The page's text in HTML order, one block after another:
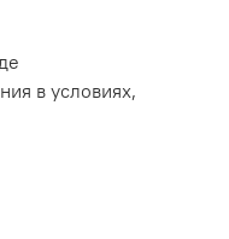
в условиях,